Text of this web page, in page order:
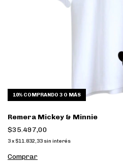
10% COMPRANDO 3 O MÁS
Remera Mickey & Minnie
$35.497,00
3x $11.832,33 sin interés
Comprar